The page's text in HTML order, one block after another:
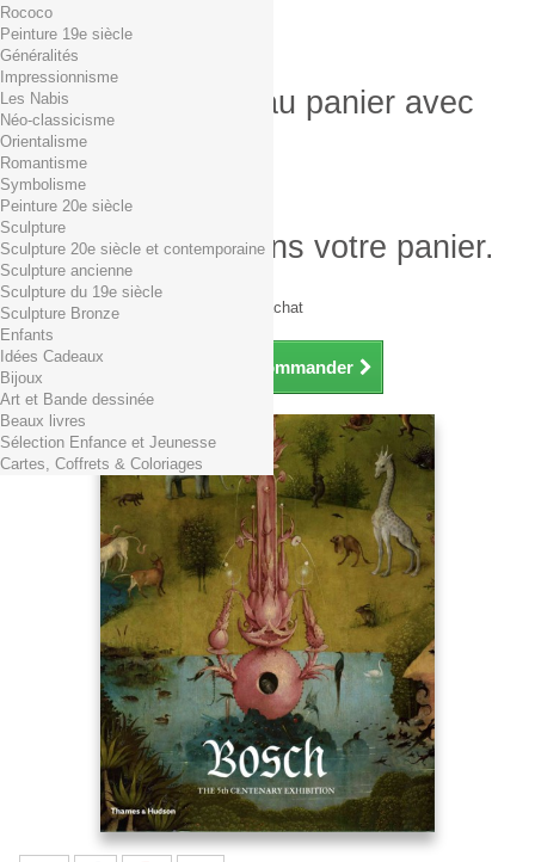
Commander
Produit ajouté au panier avec
succès
Quantité
Total
Il y a 1 produit dans votre panier.
Total produits TTC
Frais de port TTC
0,01€ dès 29€ d'achat
Total TTC
Continuer mes achats Commander
Rococo
Peinture 19e siècle
Généralités
Impressionnisme
Les Nabis
Néo-classicisme
Orientalisme
Romantisme
Symbolisme
Peinture 20e siècle
Sculpture
Sculpture 20e siècle et contemporaine
Sculpture ancienne
Sculpture du 19e siècle
Sculpture Bronze
Enfants
Idées Cadeaux
Bijoux
Art et Bande dessinée
Beaux livres
Sélection Enfance et Jeunesse
Cartes, Coffrets & Coloriages